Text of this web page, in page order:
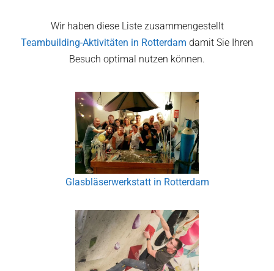
Wir haben diese Liste zusammengestellt
Teambuilding-Aktivitäten in Rotterdam damit Sie Ihren
Besuch optimal nutzen können.
Glasbläserwerkstatt in Rotterdam